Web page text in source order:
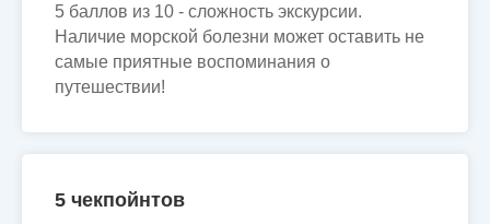
5 баллов из 10 - сложность экскурсии.
Наличие морской болезни может оставить не
самые приятные воспоминания о
путешествии!
5 чекпойнтов